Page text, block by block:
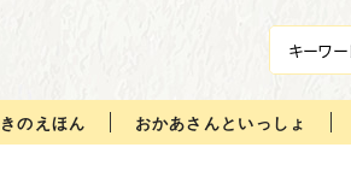
のえほん おかあさんといっしょ